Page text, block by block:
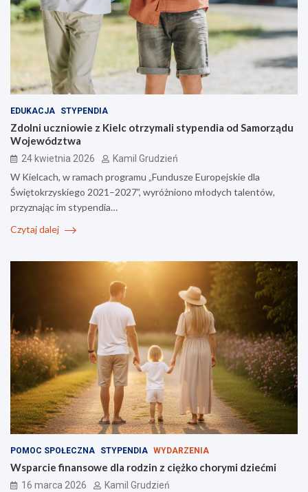
EDUKACJA STYPENDIA
Zdolni uczniowie z Kielc otrzymali stypendia od Samorządu
Województwa
24 kwietnia 2026 Kamil Grudzień
W Kielcach, w ramach programu „Fundusze Europejskie dla
Świętokrzyskiego 2021–2027”, wyróżniono młodych talentów,
przyznając im stypendia…
Czytaj dalej
POMOC SPOŁECZNA STYPENDIA WYDARZENIA
Wsparcie finansowe dla rodzin z ciężko chorymi dziećmi
16 marca 2026 Kamil Grudzień